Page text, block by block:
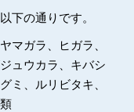
下の通りです。
マガラ、ヒガラ、
ュウカラ、キバシ
ミ、ルリビタキ、